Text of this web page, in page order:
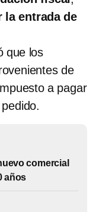
la entrada de
que los
de
a pagar
comercial
años